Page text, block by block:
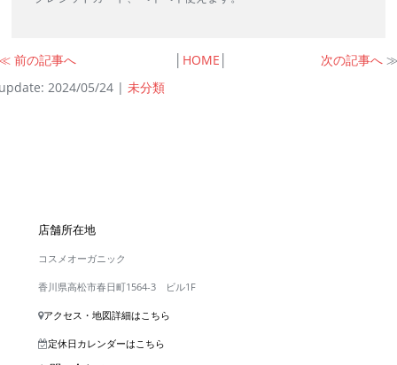
前の記事へ HOME 次の記事へ
2024/05/24 |未分類
店舗所在地
コスメオーガニック
香川県高松市春日町1564-3 ビル1F
アクセス・地図詳細はこちら
定休日カレンダーはこちら